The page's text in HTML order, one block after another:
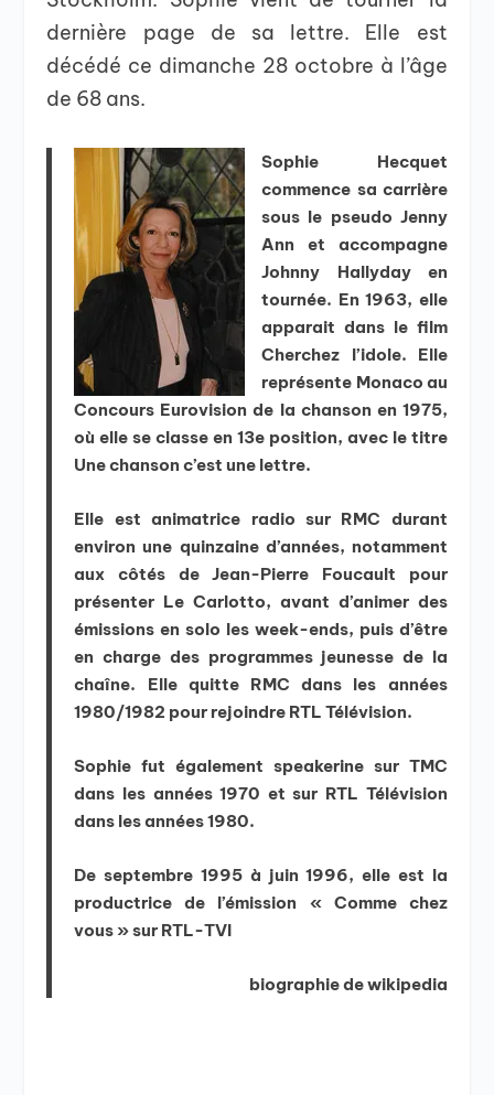
dernière page de sa lettre. Elle est
décédé ce dimanche 28 octobre à l’âge
de 68 ans.
Sophie Hecquet
commence sa carrière
sous le pseudo Jenny
Ann et accompagne
Johnny Hallyday en
tournée. En 1963, elle
apparait dans le film
Cherchez l’idole. Elle
représente Monaco au
Concours Eurovision de la chanson en 1975,
où elle se classe en 13e position, avec le titre
Une chanson c’est une lettre.
Elle est animatrice radio sur RMC durant
environ une quinzaine d’années, notamment
aux côtés de Jean-Pierre Foucault pour
présenter Le Carlotto, avant d’animer des
émissions en solo les week-ends, puis d’être
en charge des programmes jeunesse de la
chaîne. Elle quitte RMC dans les années
1980/1982 pour rejoindre RTL Télévision.
Sophie fut également speakerine sur TMC
dans les années 1970 et sur RTL Télévision
dans les années 1980.
De septembre 1995 à juin 1996, elle est la
productrice de l’émission « Comme chez
vous » sur RTL-TVI
biographie de wikipedia